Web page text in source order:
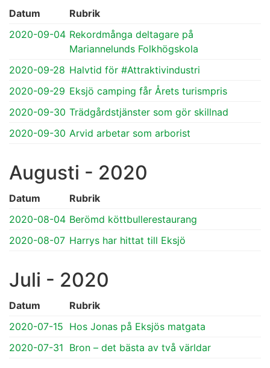
Datum
Rubrik
2020-09-04 Rekordmånga deltagare på
Mariannelunds Folkhögskola
2020-09-28 Halvtid för #Attraktivindustri
2020-09-29 Eksjö camping får Årets turismpris
2020-09-30 Trädgårdstjänster som gör skillnad
2020-09-30 Arvid arbetar som arborist
Augusti - 2020
Datum
Rubrik
2020-08-04 Berömd köttbullerestaurang
2020-08-07 Harrys har hittat till Eksjö
Juli - 2020
Datum
Rubrik
2020-07-15 Hos Jonas på Eksjös matgata
2020-07-31 Bron – det bästa av två världar